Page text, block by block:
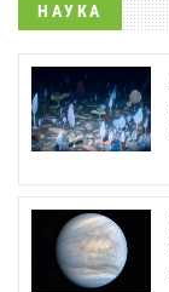
НАУКА